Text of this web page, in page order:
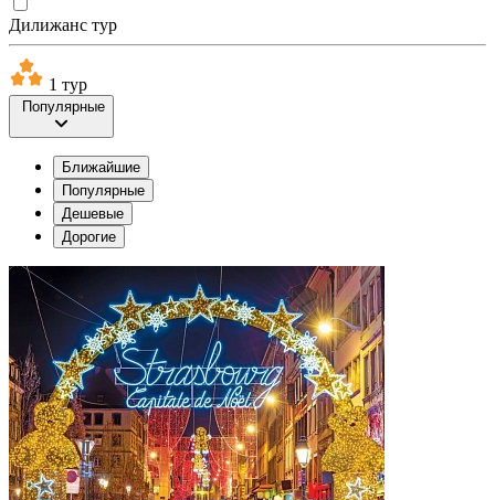
Дилижанс тур
1 тур
Популярные
Ближайшие
Популярные
Дешевые
Дорогие